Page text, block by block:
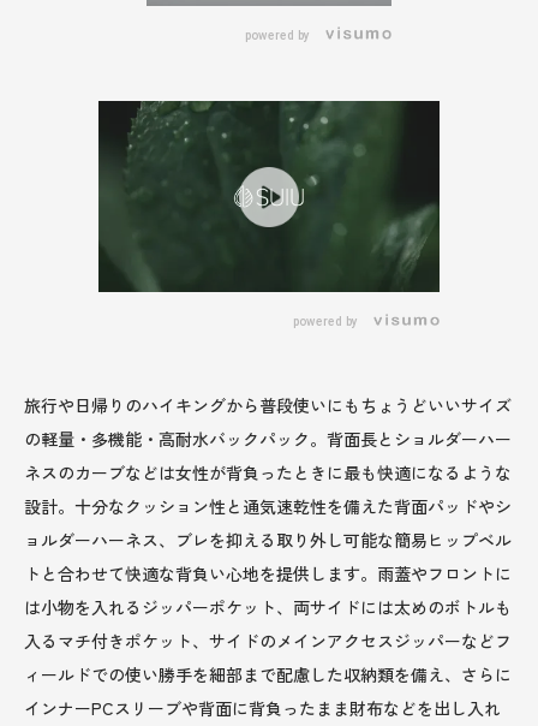
powered by
powered by
旅行や日帰りのハイキングから普段使いにもちょうどいいサイズ
の軽量・多機能・高耐水バックパック。背面長とショルダーハー
ネスのカーブなどは女性が背負ったときに最も快適になるような
設計。十分なクッション性と通気速乾性を備えた背面パッドやシ
ョルダーハーネス、ブレを抑える取り外し可能な簡易ヒップベル
トと合わせて快適な背負い心地を提供します。雨蓋やフロントに
は小物を入れるジッパーポケット、両サイドには太めのボトルも
入るマチ付きポケット、サイドのメインアクセスジッパーなどフ
ィールドでの使い勝手を細部まで配慮した収納類を備え、さらに
インナーPCスリーブや背面に背負ったまま財布などを出し入れ